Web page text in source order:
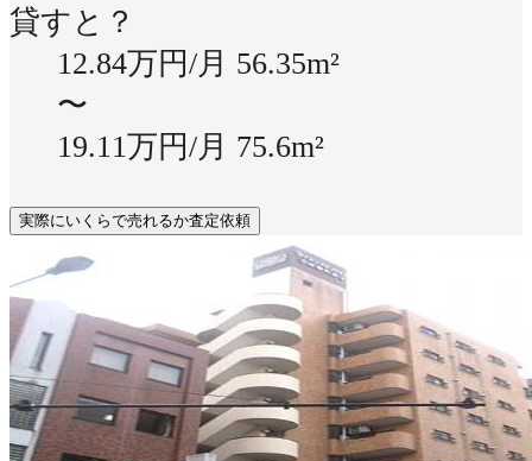
貸すと？
12.84万円/月 56.35m²
〜
19.11万円/月 75.6m²
実際にいくらで売れるか査定依頼